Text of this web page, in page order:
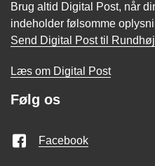
Brug altid Digital Post, når
indeholder følsomme
Send Digital Post til
Læs om Digital Post
Følg os
Facebook